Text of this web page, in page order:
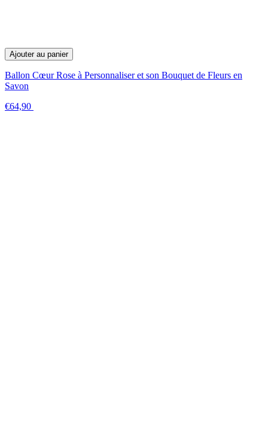
Ajouter au panier
Ballon Cœur Rose à Personnaliser et son Bouquet de Fleurs en
Savon
€64,90